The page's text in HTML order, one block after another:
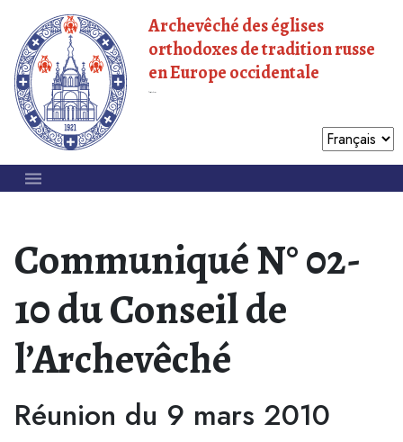
Archevêché des églises
orthodoxes de tradition russe
en Europe occidentale
Communiqué N° 02-
10 du Conseil de
l’Archevêché
Réunion du 9 mars 2010